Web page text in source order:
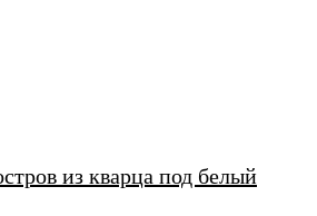
из кварца под белый